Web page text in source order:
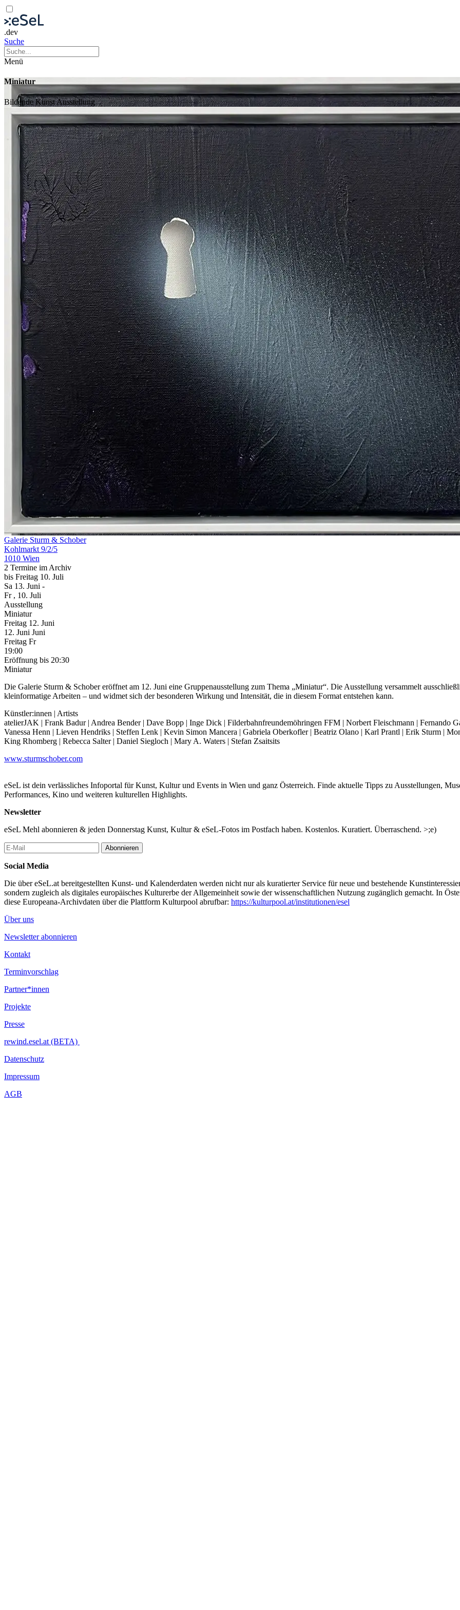
.dev
Suche
Menü
Miniatur
Bildende KunstAusstellung
Galerie Sturm & Schober
Kohlmarkt 9/2/5
1010 Wien
2 Termine im Archiv
bis Freitag 10. Juli
Sa 13. Juni -
Fr , 10. Juli
Ausstellung
Miniatur
Freitag 12. Juni
12. Juni Juni
Freitag Fr
19:00
Eröffnung bis 20:30
Miniatur
Die Galerie Sturm & Schober eröffnet am 12. Juni eine Gruppenausstellung zum Thema „Miniatur“. Die Ausstellung versammelt
kleinformatige Arbeiten – und widmet sich der besonderen Wirkung und Intensität, die in diesem Format entstehen kann.
Künstler:innen | Artists
atelierJAK | Frank Badur | Andrea Bender | Dave Bopp | Inge Dick | Filderbahnfreundemöhringen FFM | Norbert Fleischmann | Fernando
Vanessa Henn | Lieven Hendriks | Steffen Lenk | Kevin Simon Mancera | Gabriela Oberkofler | Beatriz Olano | Karl Prantl | Erik Sturm |
King Rhomberg | Rebecca Salter | Daniel Siegloch | Mary A. Waters | Stefan Zsaitsits
www.sturmschober.com
eSeL ist dein verlässliches Infoportal für Kunst, Kultur und Events in Wien und ganz Österreich. Finde aktuelle Tipps zu Ausstellungen,
Performances, Kino und weiteren kulturellen Highlights.
Newsletter
eSeL Mehl abonnieren & jeden Donnerstag Kunst, Kultur & eSeL-Fotos im Postfach haben. Kostenlos. Kuratiert. Überraschend. >;e)
Abonnieren
Social Media
Die über eSeL.at bereitgestellten Kunst- und Kalenderdaten werden nicht nur als kuratierter Service für neue und bestehende
sondern zugleich als digitales europäisches Kulturerbe der Allgemeinheit sowie der wissenschaftlichen Nutzung zugänglich gemacht. In
diese Europeana-Archivdaten über die Plattform Kulturpool abrufbar: https://kulturpool.at/institutionen/esel
Über uns
Newsletter abonnieren
Kontakt
Terminvorschlag
Partner*innen
Projekte
Presse
rewind.esel.at (BETA)
Datenschutz
Impressum
AGB